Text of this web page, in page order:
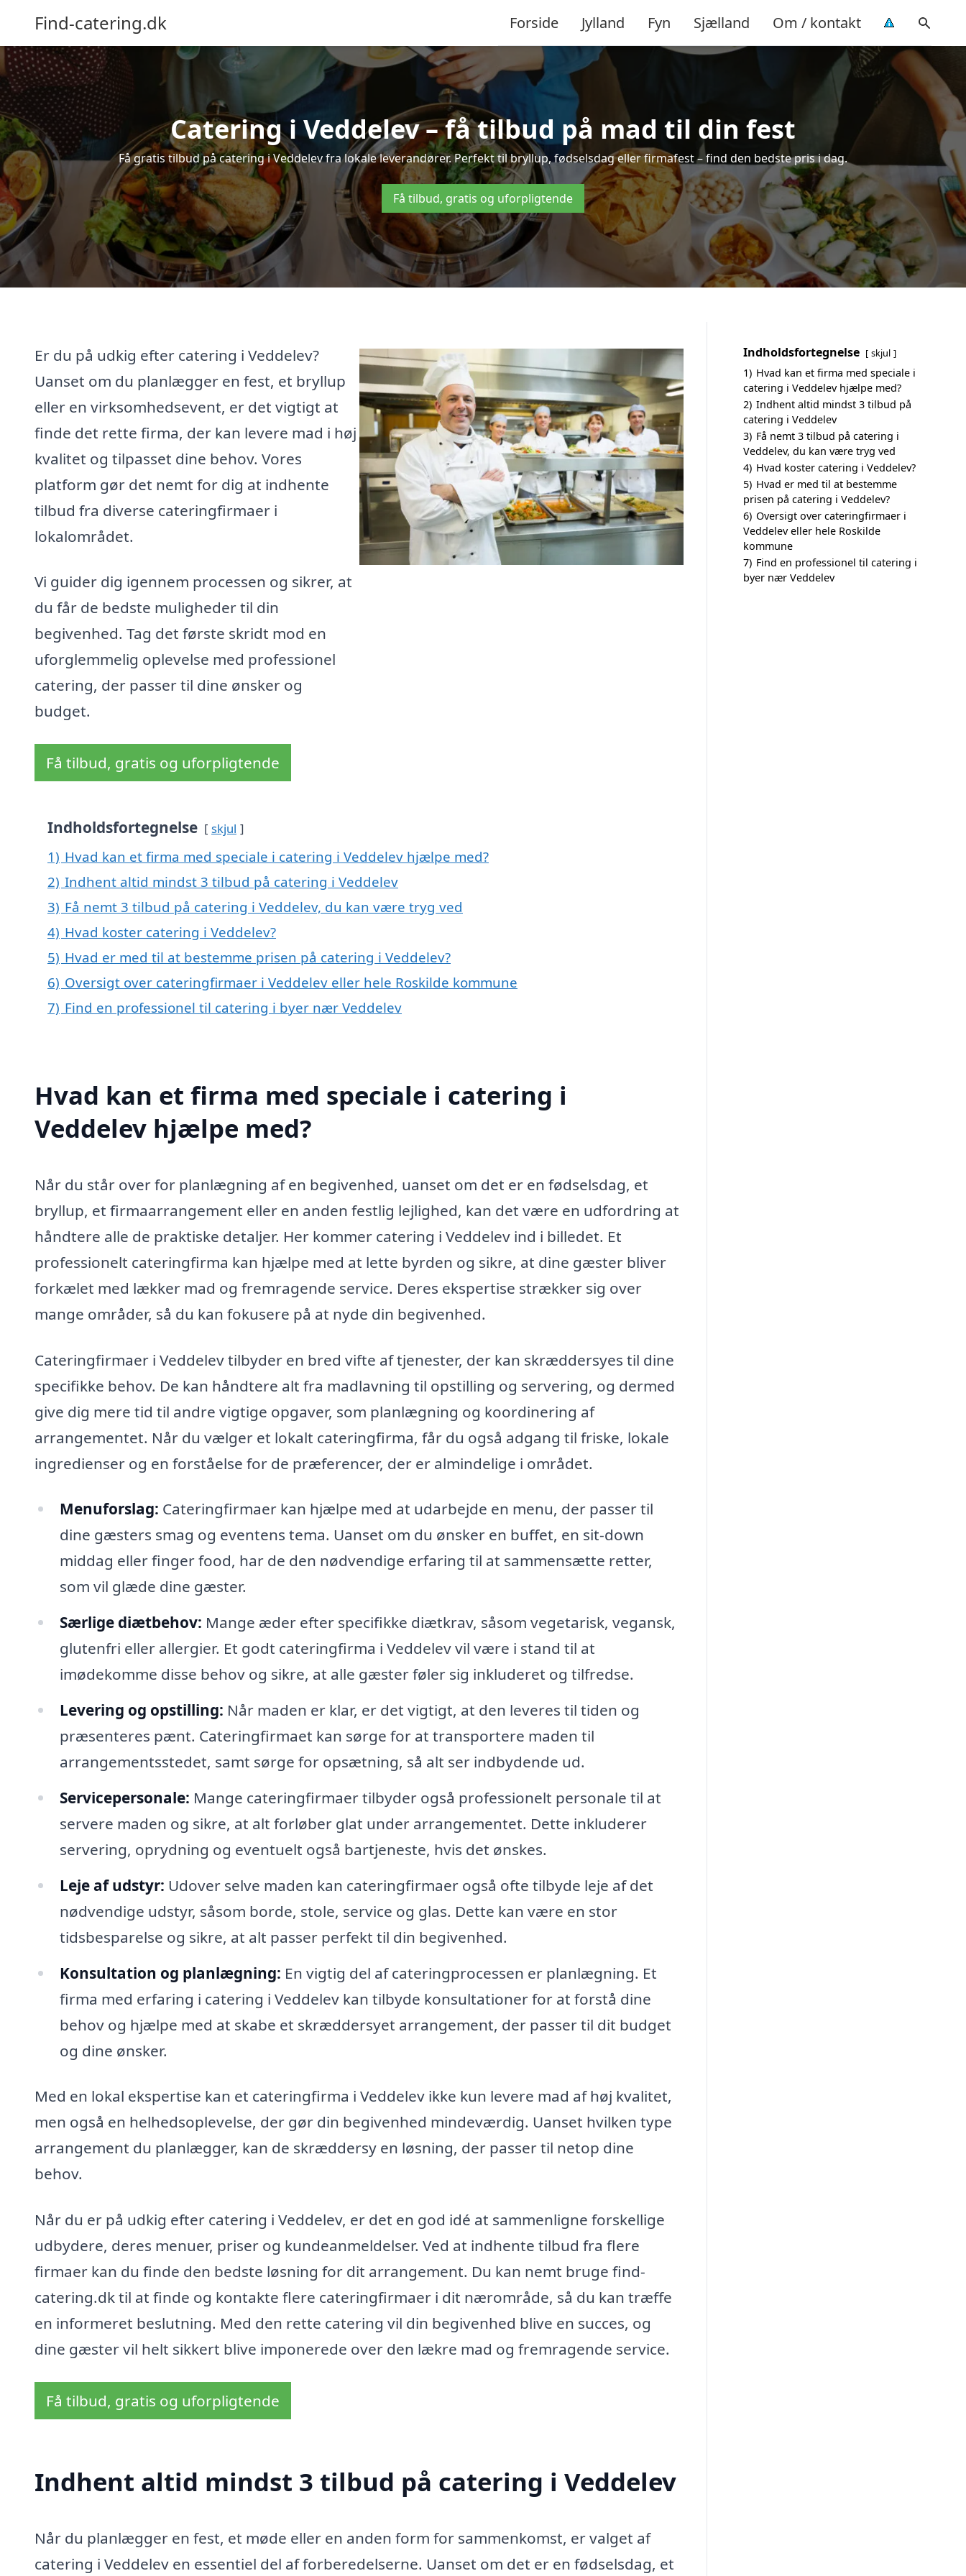
Find-catering.dk Forside Jylland Fyn Sjælland Om / kontakt
Catering i Veddelev – få tilbud på mad til din fest
Få gratis tilbud på catering i Veddelev fra lokale leverandører. Perfekt til bryllup, fødselsdag eller firmafest – find den bedste pris i dag.
Få tilbud, gratis og uforpligtende
Er du på udkig efter catering i Veddelev?
Uanset om du planlægger en fest, et bryllup
eller en virksomhedsevent, er det vigtigt at
finde det rette firma, der kan levere mad i høj
kvalitet og tilpasset dine behov. Vores
platform gør det nemt for dig at indhente
tilbud fra diverse cateringfirmaer i
lokalområdet.
Vi guider dig igennem processen og sikrer, at
du får de bedste muligheder til din
begivenhed. Tag det første skridt mod en
uforglemmelig oplevelse med professionel
catering, der passer til dine ønsker og
budget.
Få tilbud, gratis og uforpligtende
Indholdsfortegnelse skjul
1) Hvad kan et firma med speciale i catering i Veddelev hjælpe med?
2) Indhent altid mindst 3 tilbud på catering i Veddelev
3) Få nemt 3 tilbud på catering i Veddelev, du kan være tryg ved
4) Hvad koster catering i Veddelev?
5) Hvad er med til at bestemme prisen på catering i Veddelev?
6) Oversigt over cateringfirmaer i Veddelev eller hele Roskilde kommune
7) Find en professionel til catering i byer nær Veddelev
Hvad kan et firma med speciale i catering i
Veddelev hjælpe med?
Når du står over for planlægning af en begivenhed, uanset om det er en fødselsdag, et
bryllup, et firmaarrangement eller en anden festlig lejlighed, kan det være en udfordring at
håndtere alle de praktiske detaljer. Her kommer catering i Veddelev ind i billedet. Et
professionelt cateringfirma kan hjælpe med at lette byrden og sikre, at dine gæster bliver
forkælet med lækker mad og fremragende service. Deres ekspertise strækker sig over
mange områder, så du kan fokusere på at nyde din begivenhed.
Cateringfirmaer i Veddelev tilbyder en bred vifte af tjenester, der kan skræddersyes til dine
specifikke behov. De kan håndtere alt fra madlavning til opstilling og servering, og dermed
give dig mere tid til andre vigtige opgaver, som planlægning og koordinering af
arrangementet. Når du vælger et lokalt cateringfirma, får du også adgang til friske, lokale
ingredienser og en forståelse for de præferencer, der er almindelige i området.
Menuforslag: Cateringfirmaer kan hjælpe med at udarbejde en menu, der passer til
dine gæsters smag og eventens tema. Uanset om du ønsker en buffet, en sit-down
middag eller finger food, har de den nødvendige erfaring til at sammensætte retter,
som vil glæde dine gæster.
Særlige diætbehov: Mange æder efter specifikke diætkrav, såsom vegetarisk, vegansk,
glutenfri eller allergier. Et godt cateringfirma i Veddelev vil være i stand til at
imødekomme disse behov og sikre, at alle gæster føler sig inkluderet og tilfredse.
Levering og opstilling: Når maden er klar, er det vigtigt, at den leveres til tiden og
præsenteres pænt. Cateringfirmaet kan sørge for at transportere maden til
arrangementsstedet, samt sørge for opsætning, så alt ser indbydende ud.
Servicepersonale: Mange cateringfirmaer tilbyder også professionelt personale til at
servere maden og sikre, at alt forløber glat under arrangementet. Dette inkluderer
servering, oprydning og eventuelt også bartjeneste, hvis det ønskes.
Leje af udstyr: Udover selve maden kan cateringfirmaer også ofte tilbyde leje af det
nødvendige udstyr, såsom borde, stole, service og glas. Dette kan være en stor
tidsbesparelse og sikre, at alt passer perfekt til din begivenhed.
Konsultation og planlægning: En vigtig del af cateringprocessen er planlægning. Et
firma med erfaring i catering i Veddelev kan tilbyde konsultationer for at forstå dine
behov og hjælpe med at skabe et skræddersyet arrangement, der passer til dit budget
og dine ønsker.
Med en lokal ekspertise kan et cateringfirma i Veddelev ikke kun levere mad af høj kvalitet,
men også en helhedsoplevelse, der gør din begivenhed mindeværdig. Uanset hvilken type
arrangement du planlægger, kan de skræddersy en løsning, der passer til netop dine
behov.
Når du er på udkig efter catering i Veddelev, er det en god idé at sammenligne forskellige
udbydere, deres menuer, priser og kundeanmeldelser. Ved at indhente tilbud fra flere
firmaer kan du finde den bedste løsning for dit arrangement. Du kan nemt bruge find-
catering.dk til at finde og kontakte flere cateringfirmaer i dit nærområde, så du kan træffe
en informeret beslutning. Med den rette catering vil din begivenhed blive en succes, og
dine gæster vil helt sikkert blive imponerede over den lækre mad og fremragende service.
Få tilbud, gratis og uforpligtende
Indhent altid mindst 3 tilbud på catering i Veddelev
Når du planlægger en fest, et møde eller en anden form for sammenkomst, er valget af
catering i Veddelev en essentiel del af forberedelserne. Uanset om det er en fødselsdag, et
Indholdsfortegnelse skjul
1) Hvad kan et firma med speciale i
catering i Veddelev hjælpe med?
2) Indhent altid mindst 3 tilbud på
catering i Veddelev
3) Få nemt 3 tilbud på catering i
Veddelev, du kan være tryg ved
4) Hvad koster catering i Veddelev?
5) Hvad er med til at bestemme
prisen på catering i Veddelev?
6) Oversigt over cateringfirmaer i
Veddelev eller hele Roskilde
kommune
7) Find en professionel til catering i
byer nær Veddelev